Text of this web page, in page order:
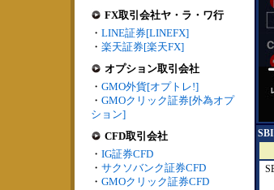
FX取引会社ヤ・ラ・ワ行
・ LINE証券[LINEFX]
・ 楽天証券[楽天FX]
オプション取引会社
・ GMO外貨[オプトレ!]
・ GMOクリック証券[外為オプ
ション]
CFD取引会社
・ IG証券CFD
・ サクソバンク証券CFD
・ GMOクリック証券CFD